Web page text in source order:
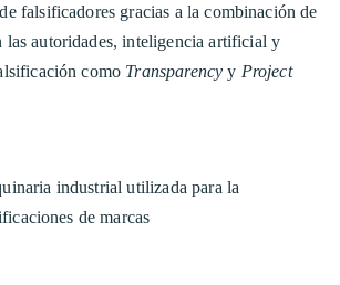
falsificadores gracias a la combinación de
las autoridades, inteligencia artificial y
como Transparency y Project